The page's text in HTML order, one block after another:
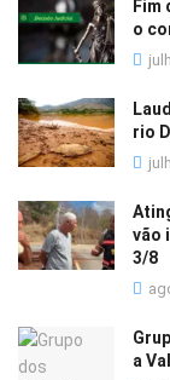
Fim
o
rio
vão
3/8
a